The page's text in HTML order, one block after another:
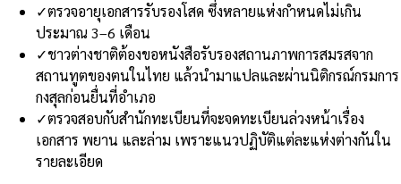
✓ตรวจอายุเอกสารรับรองโสด ซึ่งหลายแห่งกำหนดไม่เกิน
ประมาณ 3–6 เดือน
✓ชาวต่างชาติต้องขอหนังสือรับรองสถานภาพการสมรสจาก
สถานทูตของตนในไทย แล้วนำมาแปลและผ่านนิติกรณ์กรมการ
กงสุลก่อนยื่นที่อำเภอ
✓ตรวจสอบกับสำนักทะเบียนที่จะจดทะเบียนล่วงหน้าเรื่อง
เอกสาร พยาน และล่าม เพราะแนวปฏิบัติแต่ละแห่งต่างกันใน
รายละเอียด